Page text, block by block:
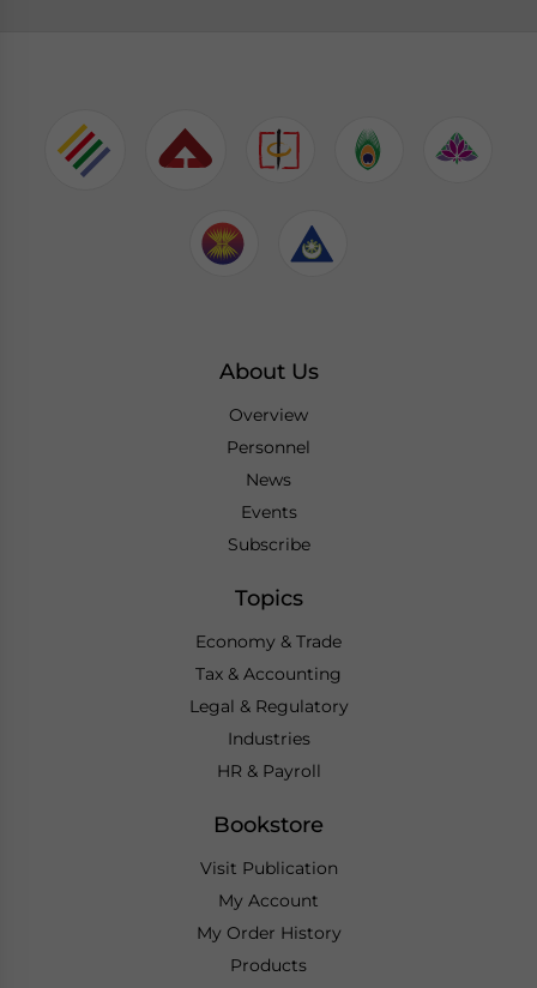
About Us
Overview
Personnel
News
Events
Subscribe
Topics
Economy & Trade
Tax & Accounting
Legal & Regulatory
Industries
HR & Payroll
Bookstore
Visit Publication
My Account
My Order History
Products